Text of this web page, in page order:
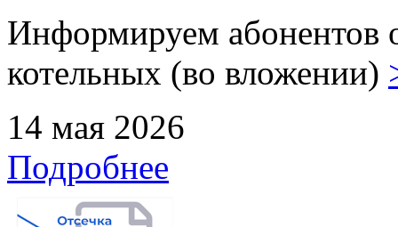
Информируем абонентов
котельных (во вложении)
14 мая 2026
Подробнее